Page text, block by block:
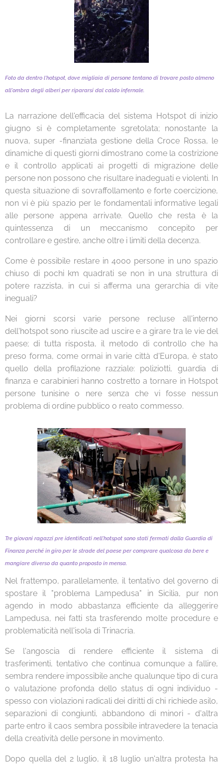
Foto da dentro l'hotspot, dove migliaia di persone tentano di trovare posto almeno
all'ombra degli alberi per ripararsi dal caldo infernale.
La narrazione dell'efficacia del sistema Hotspot di inizio
giugno si è completamente sgretolata; nonostante la
nuova, super -finanziata gestione della Croce Rossa, le
dinamiche di questi giorni dimostrano come la costrizione
e il controllo applicati ai progetti di migrazione delle
persone non possono che risultare inadeguati e violenti. In
questa situazione di sovraffollamento e forte coercizione,
non vi è più spazio per le fondamentali informative legali
alle persone appena arrivate. Quello che resta è la
quintessenza di un meccanismo concepito per
controllare e gestire, anche oltre i limiti della decenza.
Come è possibile restare in 4000 persone in uno spazio
chiuso di pochi km quadrati se non in una struttura di
potere razzista, in cui si afferma una gerarchia di vite
ineguali?
Nei giorni scorsi varie persone recluse all'interno
dell'hotspot sono riuscite ad uscire e a girare tra le vie del
paese; di tutta risposta, il metodo di controllo che ha
preso forma, come ormai in varie città d'Europa, è stato
quello della profilazione razziale: poliziotti, guardia di
finanza e carabinieri hanno costretto a tornare in Hotspot
persone tunisine o nere senza che vi fosse nessun
problema di ordine pubblico o reato commesso.
Tre giovani ragazzi pre identificati nell'hotspot sono stati fermati dalla Guardia di
Finanza perché in giro per le strade del paese per comprare qualcosa da bere e
mangiare diverso da quanto proposto in mensa.
Nel frattempo, parallelamente, il tentativo del governo di
spostare il "problema Lampedusa" in Sicilia, pur non
agendo in modo abbastanza efficiente da alleggerire
Lampedusa, nei fatti sta trasferendo molte procedure e
problematicità nell'isola di Trinacria.
Se l'angoscia di rendere efficiente il sistema di
trasferimenti, tentativo che continua comunque a fallire,
sembra rendere impossibile anche qualunque tipo di cura
o valutazione profonda dello status di ogni individuo -
spesso con violazioni radicali dei diritti di chi richiede asilo,
separazioni di congiunti, abbandono di minori - d'altra
parte entro il caos sembra possibile intravedere la tenacia
della creatività delle persone in movimento.
Dopo quella del 2 luglio, il 18 luglio un'altra protesta ha